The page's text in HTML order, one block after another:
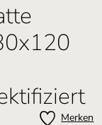
Merken